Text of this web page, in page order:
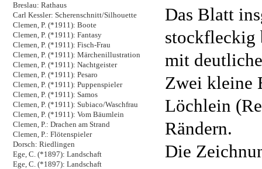
Breslau: Rathaus
Carl Kessler: Scherenschnitt/Silhouette
Clemen, P. (*1911): Boote
Clemen, P. (*1911): Fantasy
Clemen, P. (*1911): Fisch-Frau
Clemen, P. (*1911): Märchenillustration
Clemen, P. (*1911): Nachtgeister
Clemen, P. (*1911): Pesaro
Clemen, P. (*1911): Puppenspieler
Clemen, P. (*1911): Samos
Clemen, P. (*1911): Subiaco/Waschfrau
Clemen, P. (*1911): Vom Bäumlein
Clemen, P.: Drachen am Strand
Clemen, P.: Flötenspieler
Dorsch: Riedlingen
Ege, C. (*1897): Landschaft
Ege, C. (*1897): Landschaft
Das Blatt
stockfleckig
mit
Zwei kleine
Löchlein
Rändern.
Die